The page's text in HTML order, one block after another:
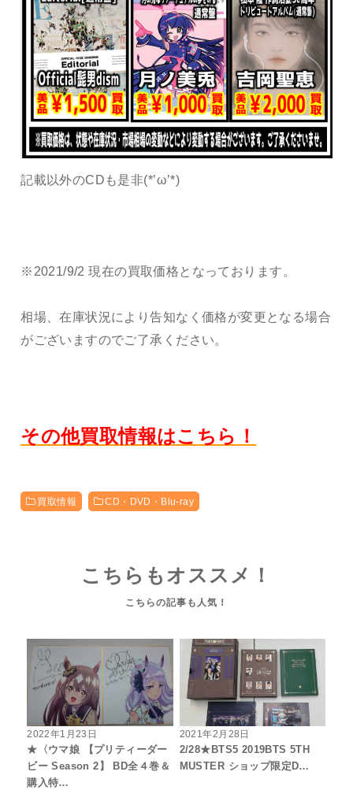
記載以外のCDも是非(*’ω’*)
※2021/9/2 現在の買取価格となっております。
相場、在庫状況により告知なく価格が変更となる場合
がございますのでご了承ください。
その他買取情報はこちら！
買取情報 CD・DVD・Blu-ray
こちらもオススメ！
2022年1月23日
★〈ウマ娘 【プリティーダー
ビー Season 2】 BD全４巻＆
購入特…
2021年2月28日
2/28★BTS5 2019BTS 5TH
MUSTER ショップ限定D…